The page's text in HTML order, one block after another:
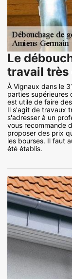
Le
travail très
À Vignaux dans le
parties supérieures
est utile de faire
Il s'agit de travaux
s'adresser à un
vous recommande
proposer des prix
les bourses. Il faut
été établis.